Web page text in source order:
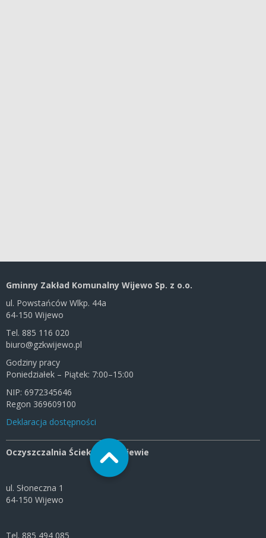
Gminny Zakład Komunalny Wijewo Sp. z o.o.
ul. Powstańców Wlkp. 44a
64-150 Wijewo
Tel. 885 116 020
biuro@gzkwijewo.pl
Godziny pracy
Poniedziałek – Piątek: 7:00–15:00
NIP: 6972345646
Regon 369609100
Deklaracja dostępności
Oczyszczalnia Ścieków w Wijewie
ul. Słoneczna 1
64-150 Wijewo
Tel. 885 494 085